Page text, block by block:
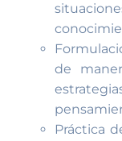
de
Práctica